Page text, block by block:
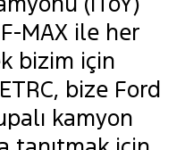
MAX ile her
bizim için
bize Ford
kamyon